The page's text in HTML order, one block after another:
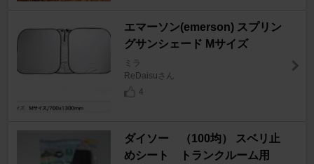
エマーソン(emerson) スプリン
グサンシェード Mサイズ
ミラ
ReDaisuさん
4
ダイソー （100均） スベリ止
めシート トランクルーム用